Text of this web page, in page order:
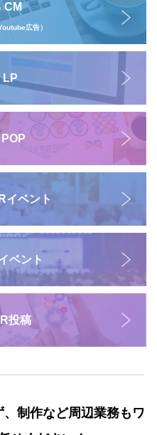
CM
広告）
LP
イベント
ベント
投稿
制作など周辺業務もワ